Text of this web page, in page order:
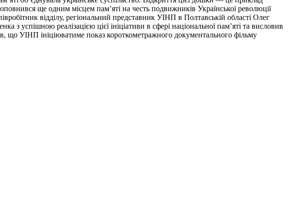
ще одним місцем пам’яті на честь подвижників Української революції
відділу, регіональний представник УІНП в Полтавській області Олег
з успішною реалізацією цієї ініціативи в сфері національної пам’яті та висловив
що УІНП ініціюватиме показ короткометражного документального фільму